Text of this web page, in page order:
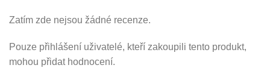
Zatím zde nejsou žádné recenze.
Pouze přihlášení uživatelé, kteří zakoupili tento produkt,
mohou přidat hodnocení.